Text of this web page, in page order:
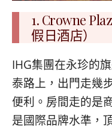
1. Crowne
假日酒店）
IHG集團在永珍的
泰路上，出門走幾
便利。房間走的是
是國際品牌水準，